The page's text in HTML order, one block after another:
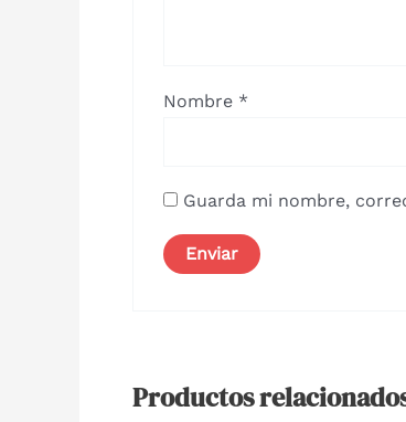
Nombre *
Guarda mi nombre,
Productos